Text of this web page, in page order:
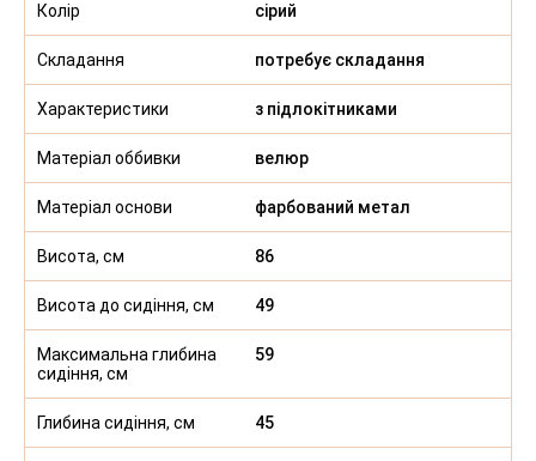
Колір сірий
Складання потребує складання
Характеристики з підлокітниками
Матеріал оббивки велюр
Матеріал основи фарбований метал
Висота, см 86
Висота до сидіння, см 49
Максимальна глибина
сидіння, см
59
Глибина сидіння, см 45